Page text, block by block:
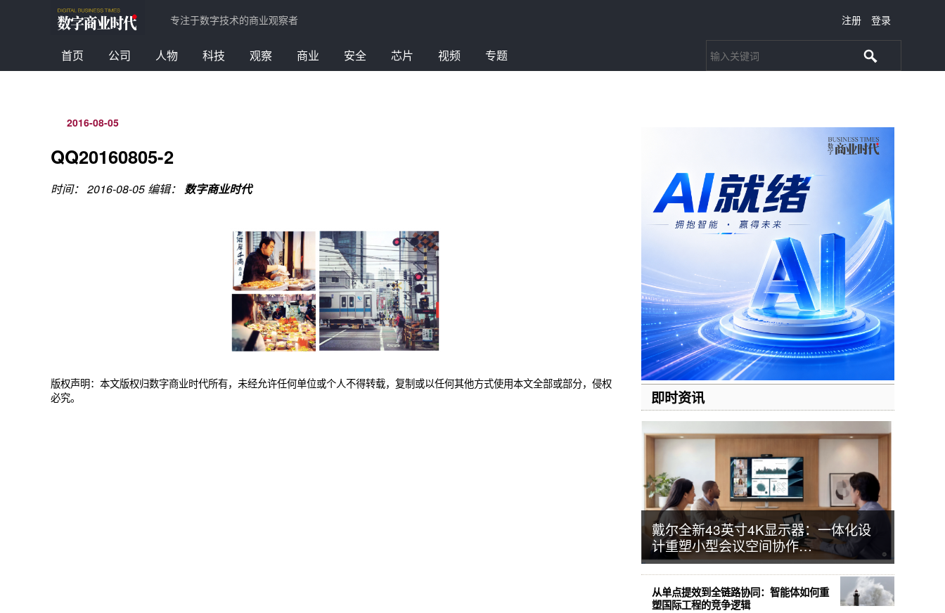
专注于数字技术的商业观察者 注册 登录
首页 公司 人物 科技 观察 商业 安全 芯片 视频 专题
2016-08-05
QQ20160805-2
时间： 2016-08-05编辑： 数字商业时代
版权声明：本文版权归数字商业时代所有，未经允许任何单位或个人不得转载，复制或以任何其他方式使用本文全部或部分，侵权
必究。
即时资讯
戴尔全新43英寸4K显示器：一体化设
计重塑小型会议空间协作…
从单点提效到全链路协同：智能体如何重
塑国际工程的竞争逻辑